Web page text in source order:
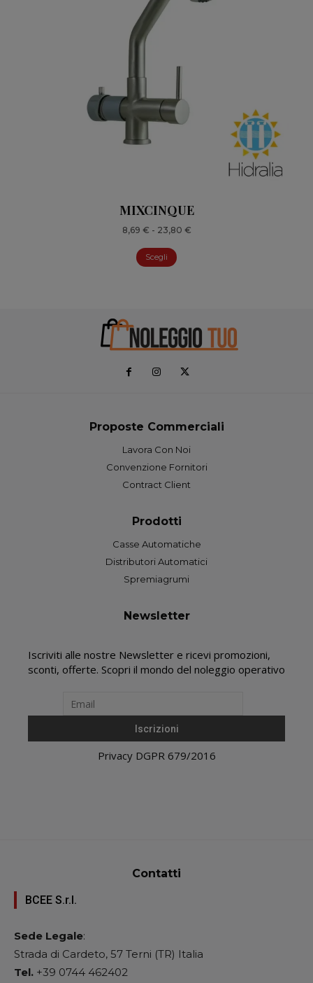
MIXCINQUE
8,69 € - 23,80 €Fascia
Scegli
Proposte Commerciali
Lavora Con Noi
Convenzione Fornitori
Contract Client
Prodotti
Casse Automatiche
Distributori Automatici
Spremiagrumi
Newsletter
Iscriviti alle nostre Newsletter e ricevi promozioni,
sconti, offerte. Scopri il mondo del noleggio operativo
Privacy DGPR 679/2016
Contatti
BCEE S.r.l.
Sede Legale:
Strada di Cardeto, 57 Terni (TR) Italia
Tel. +39 0744 462402